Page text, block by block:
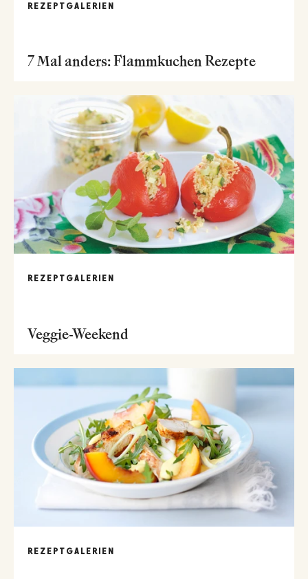
REZEPTGALERIEN
7 Mal anders: Flammkuchen Rezepte
REZEPTGALERIEN
Veggie-Weekend
REZEPTGALERIEN